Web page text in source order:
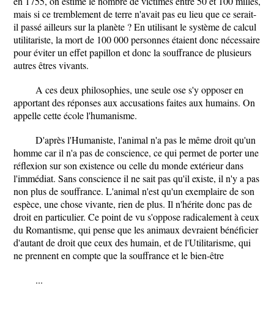
mais si ce tremblement de terre n'avait pas eu lieu que ce serait-
il passé ailleurs sur la planète ? En utilisant le système de calcul
utilitariste, la mort de 100 000 personnes étaient donc nécessaire
pour éviter un effet papillon et donc la souffrance de plusieurs
autres êtres vivants.
A ces deux philosophies, une seule ose s'y opposer en
apportant des réponses aux accusations faites aux humains. On
appelle cette école l'humanisme.
D'après l'Humaniste, l'animal n'a pas le même droit qu'un
homme car il n'a pas de conscience, ce qui permet de porter une
réflexion sur son existence ou celle du monde extérieur dans
l'immédiat. Sans conscience il ne sait pas qu'il existe, il n'y a pas
non plus de souffrance. L'animal n'est qu'un exemplaire de son
espèce, une chose vivante, rien de plus. Il n'hérite donc pas de
droit en particulier. Ce point de vu s'oppose radicalement à ceux
du Romantisme, qui pense que les animaux devraient bénéficier
d'autant de droit que ceux des humain, et de l'Utilitarisme, qui
ne prennent en compte que la souffrance et le bien-être
...